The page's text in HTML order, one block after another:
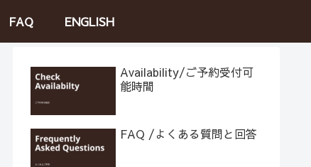
FAQ ENGLISH
Availability/ご予約受付可
能時間
FAQ /よくある質問と回答